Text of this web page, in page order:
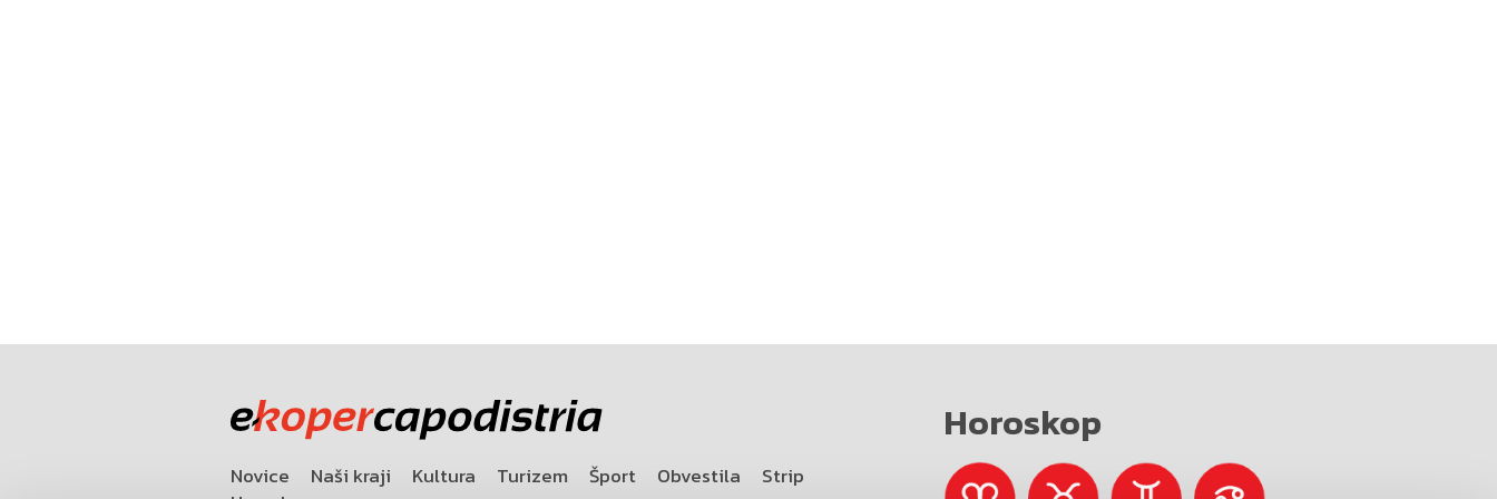
Novice Naši kraji Kultura Turizem Šport Obvestila
Strip
Horoskop